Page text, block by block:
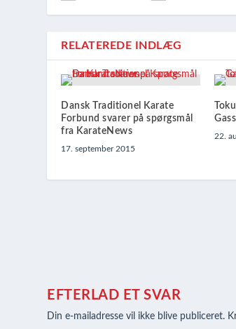
RELATEREDE INDLÆG
Dansk Traditionel Karate
Forbund svarer på spørgsmål
fra KarateNews
17. september 2015
22.
EFTERLAD ET SVAR
Din e-mailadresse vil ikke blive publiceret.